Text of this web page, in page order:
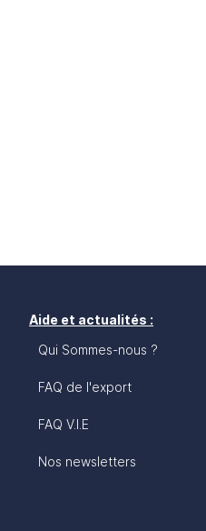
Aide et actualités :
Qui Sommes-nous ?
FAQ de l'export
FAQ V.I.E
Nos newsletters